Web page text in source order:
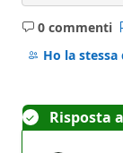
0 commenti
Nessun
Ho la
Risposta